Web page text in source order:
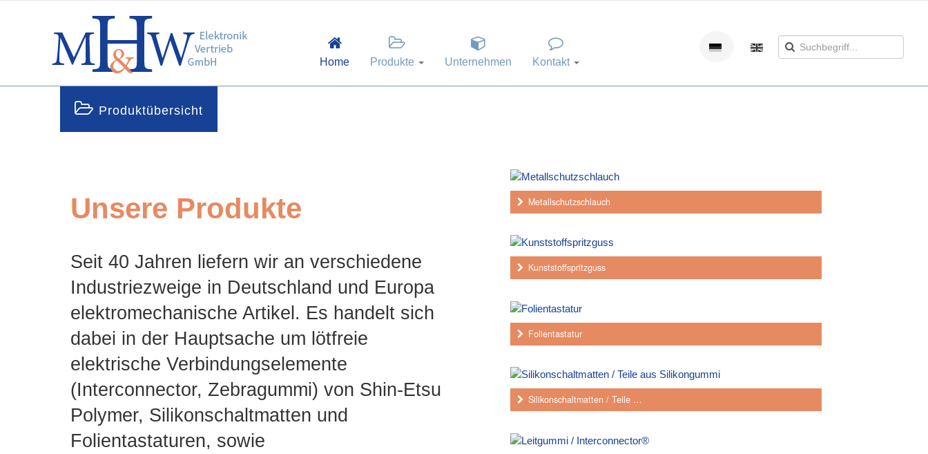
Home Produkte Unternehmen Kontakt
Produktübersicht
Unsere Produkte
Seit 40 Jahren liefern wir an verschiedene
Industriezweige in Deutschland und Europa
elektromechanische Artikel. Es handelt sich
dabei in der Hauptsache um lötfreie
elektrische Verbindungselemente
(Interconnector, Zebragummi) von Shin-Etsu
Polymer, Silikonschaltmatten und
Folientastaturen, sowie
Metallschutzschlauch
Kunststoffspritzguss
Folientastatur
Silikonschaltmatten / Teile …